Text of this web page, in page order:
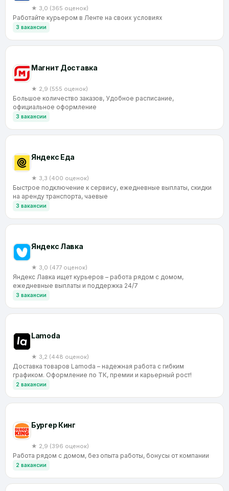
★ 3,0 (365 оценок)
Работайте курьером в Ленте на своих условиях
3 вакансии
Магнит Доставка
★ 2,9 (555 оценок)
Большое количество заказов, Удобное расписание,
официальное оформление
3 вакансии
Яндекс Еда
★ 3,3 (400 оценок)
Быстрое подключение к сервису, ежедневные выплаты, скидки
на аренду транспорта, чаевые
3 вакансии
Яндекс Лавка
★ 3,0 (477 оценок)
Яндекс Лавка ищет курьеров – работа рядом с домом,
ежедневные выплаты и поддержка 24/7
3 вакансии
Lamoda
★ 3,2 (448 оценок)
Доставка товаров Lamoda – надежная работа с гибким
графиком. Оформление по ТК, премии и карьерный рост!
2 вакансии
Бургер Кинг
★ 2,9 (396 оценок)
Работа рядом с домом, без опыта работы, бонусы от компании
2 вакансии